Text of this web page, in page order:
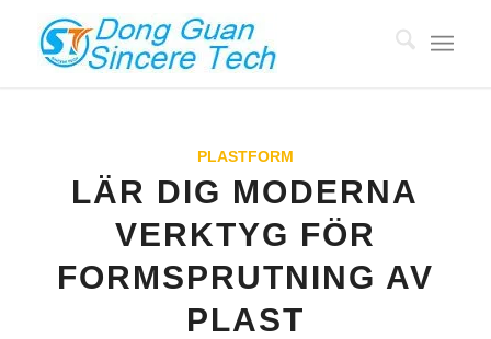
PLASTFORM
LÄR DIG MODERNA
VERKTYG FÖR
FORMSPRUTNING AV
PLAST